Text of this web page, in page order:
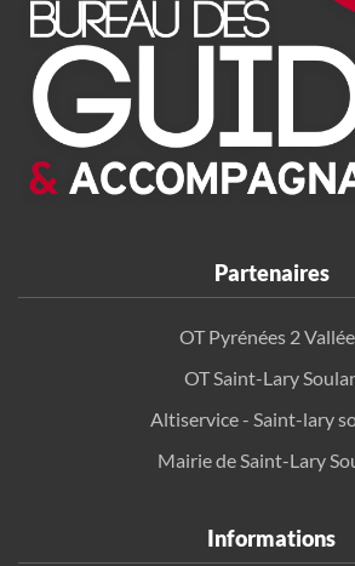
Partenaires
OT Pyrénées 2
OT Saint-Lary
Altiservice - Saint-lary
Mairie de Saint-Lary
Informations